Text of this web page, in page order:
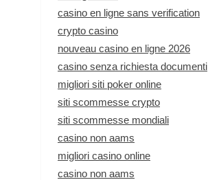
casino en ligne sans verification
crypto casino
nouveau casino en ligne 2026
casino senza richiesta documenti
migliori siti poker online
siti scommesse crypto
siti scommesse mondiali
casino non aams
migliori casino online
casino non aams